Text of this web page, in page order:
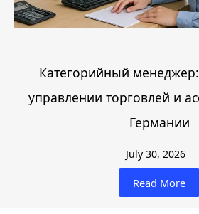
Категорийный
управлении торговлей и
Германии
July 30, 2026
Read More